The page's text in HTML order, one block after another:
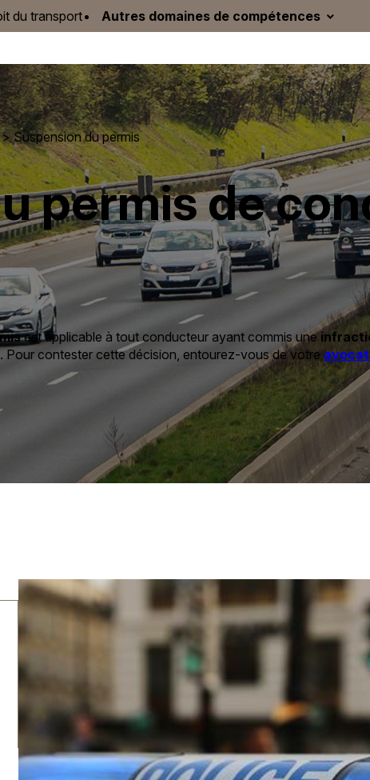
du transport Autres domaines de compétences
Suspension du permis
permis de
est applicable à tout conducteur ayant commis une
Pour contester cette décision, entourez-vous de votre